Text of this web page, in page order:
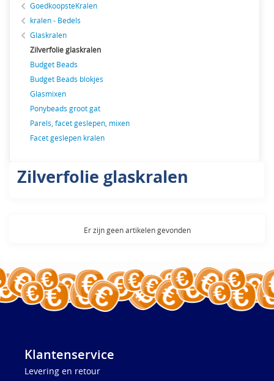
GoedkoopsteKralen
kralen - Bedels
Glaskralen
Zilverfolie glaskralen
Budget Beads
Budget Beads blokjes
Glasmixen
Ponybeads groot gat
Parels, facet geslepen, mixen
Facet geslepen kralen
Zilverfolie glaskralen
Er zijn geen artikelen gevonden
Klantenservice
Levering en retour